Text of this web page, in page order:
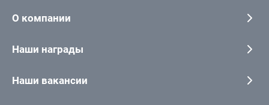
О компании
Наши награды
Наши вакансии